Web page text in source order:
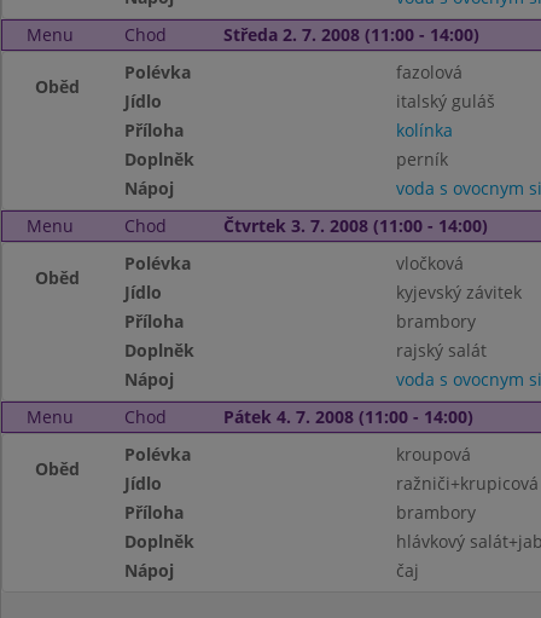
Menu
Chod Středa 2. 7. 2008 (11:00 - 14:00)
Oběd
Polévka
fazolová
Jídlo
italský guláš
Příloha
kolínka
Doplněk
perník
Nápoj
voda s ovocnym
Menu
Chod Čtvrtek 3. 7. 2008 (11:00 - 14:00)
Oběd
Polévka
vločková
Jídlo
kyjevský závitek
Příloha
brambory
Doplněk
rajský salát
Nápoj
voda s ovocnym
Menu
Chod Pátek 4. 7. 2008 (11:00 - 14:00)
Oběd
Polévka
kroupová
Jídlo
ražniči+krupicová
Příloha
brambory
Doplněk
hlávkový
Nápoj
čaj